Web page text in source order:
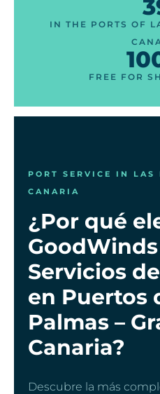
IN THE PORTS OF
FREE FOR
PORT SERVICE IN LAS
CANARIA
¿Por qué
Servicios
en Puertos
Palmas –
Canaria?
Descubre la más